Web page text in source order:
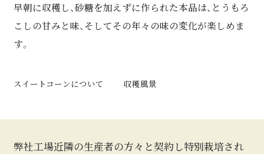
早朝に収穫し、砂糖を加えずに作られた本品は、とうもろ
こしの甘みと味、そしてその年々の味の変化が楽しめま
す。
スイートコーンについて 収穫風景
弊社工場近隣の生産者の方々と契約し特別栽培され